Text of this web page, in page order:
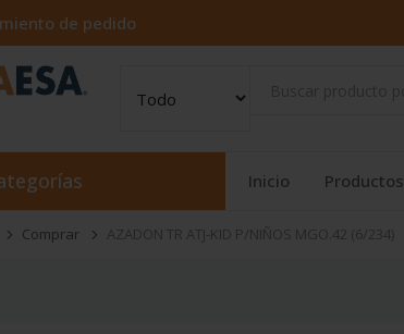
de pedido
Inicio Productos
Comprar AZADON TR ATJ-KID P/NIÑOS MGO.42 (6/234)